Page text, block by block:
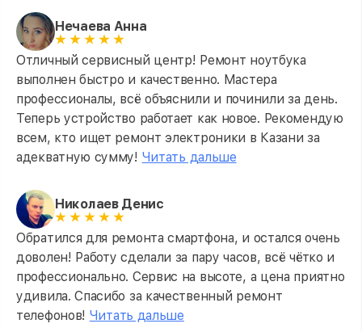
Нечаева Анна
Отличный сервисный центр! Ремонт ноутбука
выполнен быстро и качественно. Мастера
профессионалы, всё объяснили и починили за день.
Теперь устройство работает как новое. Рекомендую
всем, кто ищет ремонт электроники в Казани за
адекватную сумму! Читать дальше
Николаев Денис
Обратился для ремонта смартфона, и остался очень
доволен! Работу сделали за пару часов, всё чётко и
профессионально. Сервис на высоте, а цена приятно
удивила. Спасибо за качественный ремонт
телефонов! Читать дальше